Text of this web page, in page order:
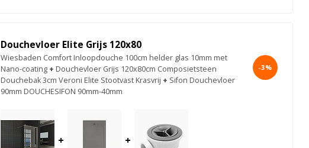
Douchevloer Elite Grijs 120x80
Wiesbaden Comfort Inloopdouche 100cm helder glas 10mm met
Nano-coating + Douchevloer Grijs 120x80cm Composietsteen
Douchebak 3cm Veroni Elite Stootvast Krasvrij + Sifon Douchevloer
90mm DOUCHESIFON 90mm-40mm
-3%
+ +